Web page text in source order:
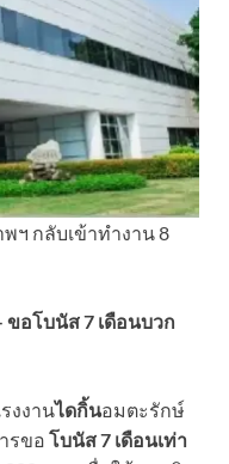
ฯ กลับเข้าทำงาน 8
ขอโบนัส 7 เดือนบวก
งงานไดกิ้นอมตะรักษ์
รขอ โบนัส 7 เดือนเท่า